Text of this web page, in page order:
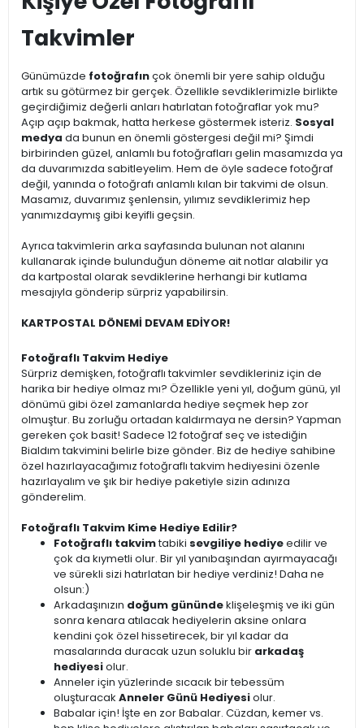
Takvimler
Günümüzde fotoğrafınçok önemli bir yere sahip olduğu
artık su götürmez bir gerçek. Özellikle sevdiklerimizle birlikte
geçirdiğimiz değerli anları hatırlatan fotoğraflar yok mu?
Açıp açıp bakmak, hatta herkese göstermek isteriz. Sosyal
medya da bunun en önemli göstergesi değil mi? Şimdi
birbirinden güzel, anlamlı bu fotoğrafları gelin masamızda ya
da duvarımızda sabitleyelim. Hem de öyle sadece fotoğraf
değil, yanında o fotoğrafı anlamlı kılan bir takvimi de olsun.
Masamız, duvarımız şenlensin, yılımız sevdiklerimiz hep
yanımızdaymış gibi keyifli geçsin.
Ayrıca takvimlerin arka sayfasında bulunan not alanını
kullanarak içinde bulunduğun döneme ait notlar alabilir ya
da kartpostal olarak sevdiklerine herhangi bir kutlama
mesajıyla gönderip sürpriz yapabilirsin.
KARTPOSTAL DÖNEMİ DEVAM EDİYOR!
Fotoğraflı Takvim Hediye
Sürpriz demişken, fotoğraflı takvimler sevdikleriniz için de
harika bir hediye olmaz mı? Özellikle yeni yıl, doğum günü, yıl
dönümü gibi özel zamanlarda hediye seçmek hep zor
olmuştur. Bu zorluğu ortadan kaldırmaya ne dersin? Yapman
gereken çok basit! Sadece 12 fotoğraf seç ve istediğin
Bialdım takvimini belirle bize gönder. Biz de hediye sahibine
özel hazırlayacağımız fotoğraflı takvim hediyesini özenle
hazırlayalım ve şık bir hediye paketiyle sizin adınıza
gönderelim.
Fotoğraflı Takvim Kime Hediye Edilir?
Fotoğraflı takvimtabiki sevgiliye hediyeedilir ve
çok da kıymetli olur. Bir yıl yanıbaşından ayırmayacağı
ve sürekli sizi hatırlatan bir hediye verdiniz! Daha ne
olsun:)
Arkadaşınızın doğum günündeklişeleşmiş ve iki gün
sonra kenara atılacak hediyelerin aksine onlara
kendini çok özel hissetirecek, bir yıl kadar da
masalarında duracak uzun soluklu bir arkadaş
hediyesiolur.
Anneler için yüzlerinde sıcacık bir tebessüm
oluşturacak Anneler Günü Hediyesiolur.
Babalar için! İşte en zor Babalar. Cüzdan, kemer vs.